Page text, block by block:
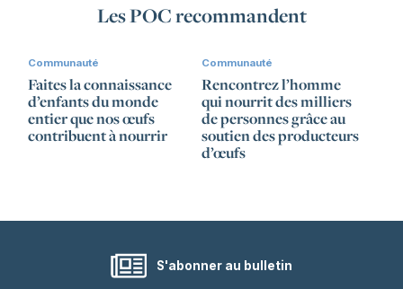
Les POC recommandent
Communauté
Faites la connaissance
d’enfants du monde
entier que nos œufs
contribuent à nourrir
Communauté
Rencontrez l’homme
qui nourrit des milliers
de personnes grâce au
soutien des producteurs
d’œufs
S'abonner au bulletin